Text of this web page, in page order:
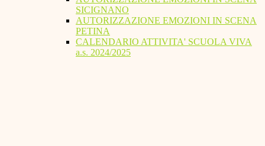
SICIGNANO
AUTORIZZAZIONE EMOZIONI IN SCENA
PETINA
CALENDARIO ATTIVITA' SCUOLA VIVA
a.s. 2024/2025